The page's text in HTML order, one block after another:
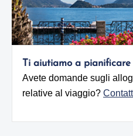
Ti aiutiamo a pianificare
Avete domande sugli
relative al viaggio?